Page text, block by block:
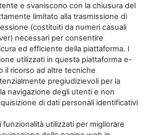
e svaniscono con la chiusura del
limitato alla trasmissione di
(costituiti da numeri casuali
necessari per consentire
ed efficiente della piattaforma. I
utilizzati in questa piattaforma e-
il ricorso ad altre tecniche
pregiudizievoli per la
navigazione degli utenti e non
di dati personali identificativi
utilizzati per migliorare